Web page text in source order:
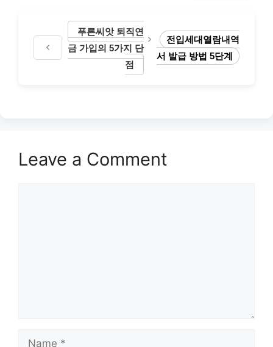
푸른씨앗 퇴직연
금 가입의 5가지 단
점
전입세대열람내역
서 발급 방법 5단계
Leave a Comment